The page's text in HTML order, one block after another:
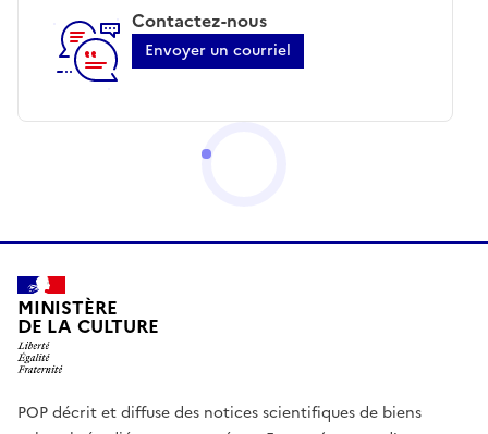
Contactez-nous
Envoyer un courriel
MINISTÈRE
DE LA CULTURE
POP décrit et diffuse des notices scientifiques de biens